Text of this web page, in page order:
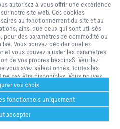
de livraison et de paiement
du site et au
de nos services et
ainsi que ceux qui
uniquement à des
pour des
de commodité ou pour
un contenu personnalisé.
décider quelles
vous souhaitez
et vous pouvez ajuster
d'utilisation des
en fonction de vos
besoinsS. Veuillez noter
les paramètres que
sélectionnés, toutes les
de la page peuvent
autorisez à vous offrir une expérience
notre site web. Ces cookies
au fonctionnement du site et au
ainsi que ceux qui sont utilisés
des paramètres de commodité ou
Vous pouvez décider quelles
et vous pouvez ajuster les paramètres
de vos propres besoinsS. Veuillez
vous avez sélectionnés, toutes les
pas être disponibles. Vous pouvez
vos choix
fonctionnels uniquement
accepter